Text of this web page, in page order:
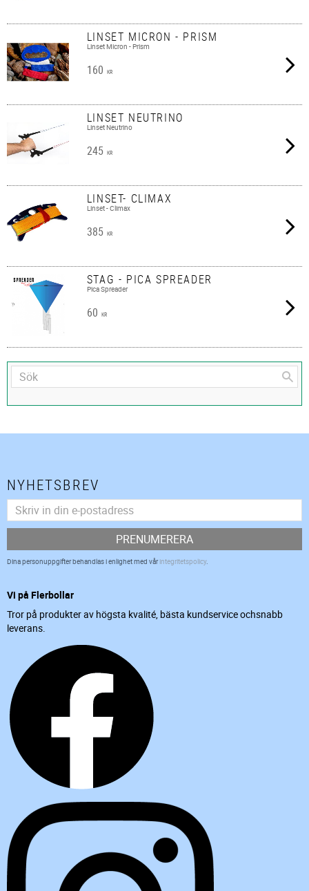
LINSET MICRON - PRISM
Linset Micron - Prism
160 KR
LINSET NEUTRINO
Linset Neutrino
245 KR
LINSET- CLIMAX
Linset - Climax
385 KR
STAG - PICA SPREADER
Pica Spreader
60 KR
NYHETSBREV
PRENUMERERA
Dina personuppgifter behandlas i enlighet med vårintegritetspolicy.
Vi på Flerbollar
Tror på produkter av högsta kvalité, bästa kundservice ochsnabb
leverans.